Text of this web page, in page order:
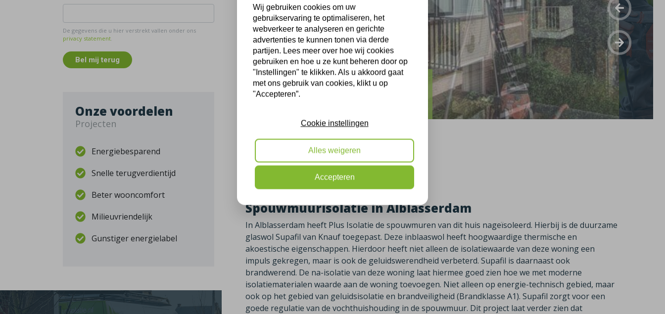
De gegevens die u hier verstrekt vallen onder ons
privacy statement.
Bel mij terug
Onze voordelen
Projecten
Energiebesparend
Snelle terugverdientijd
Beter wooncomfort
Milieuvriendelijk
Gunstiger energielabel
Alblasserdam
Blokweerweg Alblasserdam isolatie
Alblasserdam, 23-03-2023
Spouwmuurisolatie in Alblasserdam
In Alblasserdam heeft Plus Isolatie de spouwmuren van dit huis nageïsoleerd. Hierbij is de duurzame
glaswol Supafil van Knauf toegepast. Deze inblaaswol heeft hoogwaardige thermische en
akoestische eigenschappen. Hierdoor heeft niet alleen de isolatiewaarde van deze woning een
impuls gekregen, maar is ook de geluidswerendheid verbeterd. Supafil is daarnaast ook
brandwerend. De na-isolatie van deze woning laat hiermee goed zien hoe we met moderne
isolatiematerialen waarde aan de woning toevoegen. Niet alleen op energie-technisch gebied, maar
ook op het gebied van geluidsisolatie en brandveiligheid (Brandklasse A1). Supafil zorgt voor een
goede regulatie van de vochthuishouding in de spouwmuur. Dit project laat verder zien dat
Wij gebruiken cookies om uw
gebruikservaring te optimaliseren, het
webverkeer te analyseren en gerichte
advertenties te kunnen tonen via derde
partijen. Lees meer over hoe wij cookies
gebruiken en hoe u ze kunt beheren door op
"Instellingen" te klikken. Als u akkoord gaat
met ons gebruik van cookies, klikt u op
"Accepteren”.
Cookie instellingen
Alles weigeren
Accepteren